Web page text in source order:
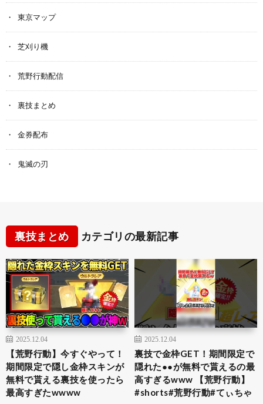
東京マップ
芝刈り機
荒野行動配信
裏技まとめ
金券配布
鬼滅の刃
裏技まとめ カテゴリの最新記事
2025.12.04
【荒野行動】今すぐやって！
期間限定で隠し金枠スキンが
無料で貰える裏技を使ったら
最高すぎたwwww
2025.12.04
裏技で金枠GET！期間限定で
隠れた●●が無料で貰えるの最
高すぎるwww 【荒野行動】
#shorts#荒野行動#てぃちゃ